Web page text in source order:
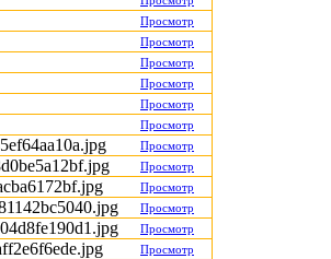
Просмотр
Просмотр
Просмотр
Просмотр
Просмотр
Просмотр
Просмотр
Просмотр
Просмотр
Просмотр
Просмотр
Просмотр